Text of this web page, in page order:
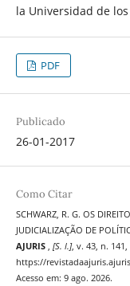
la Universidad de los
PDF
Publicado
26-01-2017
Como Citar
SCHWARZ, R. G. OS
JUDICIALIZAÇÃO DE
AJURIS
[S. l.], v. 43, n.
https://
Acesso em: 9 ago. 2026.